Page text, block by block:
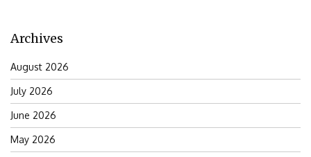
Archives
August 2026
July 2026
June 2026
May 2026